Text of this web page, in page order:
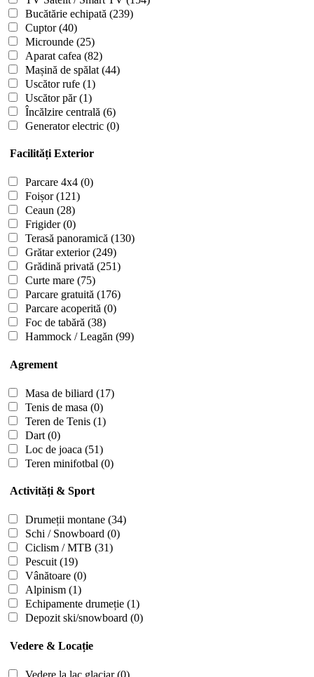
Bucătărie echipată (239)
Cuptor(40)
Microunde (25)
Aparat cafea (82)
Mașină de spălat (44)
Uscător rufe (1)
Uscător păr(1)
Încălzire centrală (6)
Generator electric (0)
Facilități Exterior
Parcare 4x4 (0)
Foișor(121)
Ceaun (28)
Frigider(0)
Terasă panoramică (130)
Grătar exterior(249)
Grădină privată (251)
Curte mare (75)
Parcare gratuită (176)
Parcare acoperită (0)
Foc de tabără (38)
Hammock / Leagăn (99)
Agrement
Masa de biliard (17)
Tenis de masa (0)
Teren de Tenis (1)
Dart (0)
Loc de joaca (51)
Teren minifotbal (0)
Activități & Sport
Drumeții montane (34)
Schi / Snowboard (0)
Ciclism / MTB (31)
Pescuit(19)
Vânătoare (0)
Alpinism (1)
Echipamente drumeție (1)
Depozit ski/snowboard (0)
Vedere & Locație
Vedere la lac glaciar(0)